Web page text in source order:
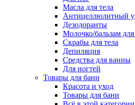
Масла для тела
Антицеллюлитный
Дезодоранты
Молочко/бальзам для
Скрабы для тела
Депиляция
Средства для ванны
Для ногтей
Товары для бани
Красота и уход
Товары для бани